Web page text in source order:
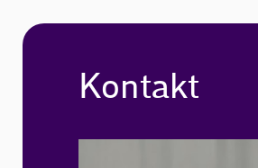
Kontakt